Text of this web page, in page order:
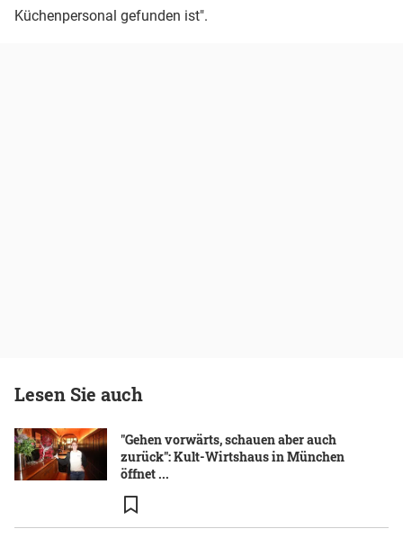
Küchenpersonal gefunden ist".
Lesen Sie auch
"Gehen vorwärts, schauen aber auch
zurück": Kult-Wirtshaus in München
öffnet ...